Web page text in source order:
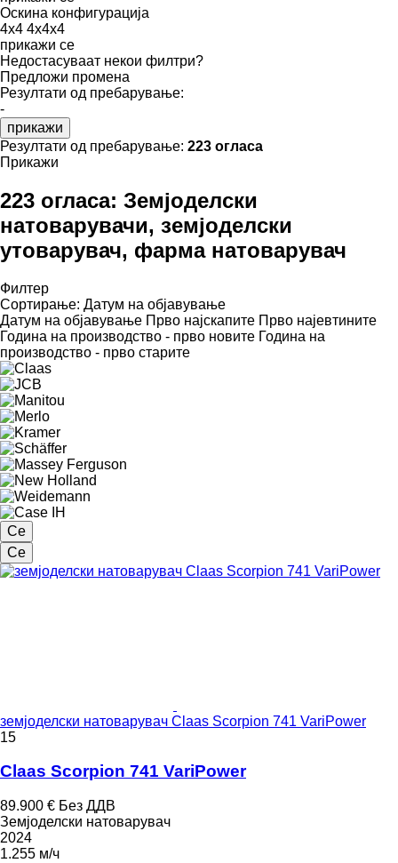
Оскина конфигурација
4x4 4x4x4
прикажи се
Недостасуваат некои филтри?
Предложи промена
Резултати од пребарување:
-
прикажи
Резултати од пребарување: 223 огласа
Прикажи
223 огласа: Земјоделски
натоварувачи, земјоделски
утоварувач, фарма натоварувач
Филтер
Сортирање: Датум на објавување
Датум на објавување Прво најскапите Прво најевтините
Година на производство - прво новите Година на
производство - прво старите
Се
Се
земјоделски натоварувач Claas Scorpion 741 VariPower
15
Claas Scorpion 741 VariPower
89.900 € Без ДДВ
Земјоделски натоварувач
2024
1.255 м/ч